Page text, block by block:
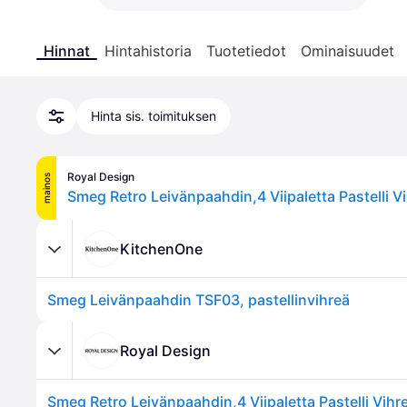
Hinnat Hintahistoria Tuotetiedot Ominaisuudet
Hinta sis. toimituksen
mainos Royal Design
KitchenOne
Smeg Leivänpaahdin TSF03, pastellinvihreä
Royal Design